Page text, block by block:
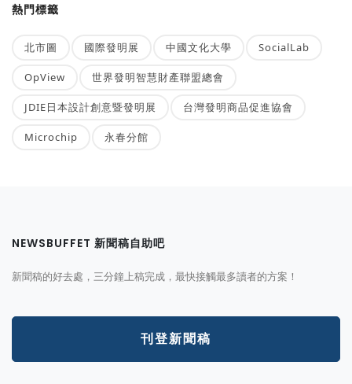
熱門標籤
北市圖 國際發明展 中國文化大學 SocialLab
OpView 世界發明智慧財產聯盟總會
JDIE日本設計創意暨發明展 台灣發明商品促進協會
Microchip 永春分館
NEWSBUFFET 新聞稿自助吧
新聞稿的好去處，三分鐘上稿完成，最快接觸最多讀者的方案！
刊登新聞稿